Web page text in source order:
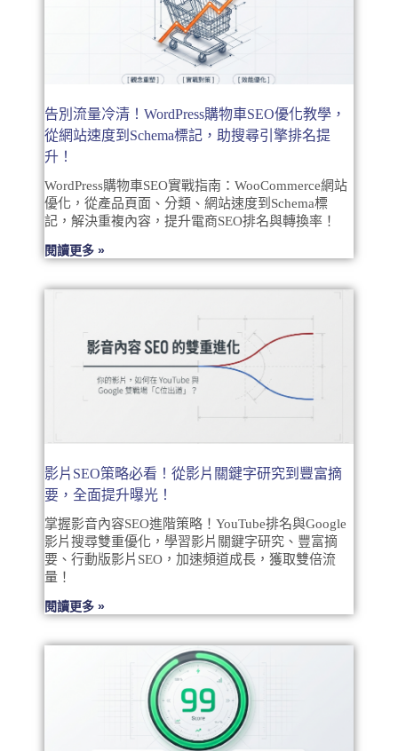
告別流量冷清！WordPress購物車SEO優化教學，
從網站速度到Schema標記，助搜尋引擎排名提
升！
WordPress購物車SEO實戰指南：WooCommerce網站
優化，從產品頁面、分類、網站速度到Schema標
記，解決重複內容，提升電商SEO排名與轉換率！
閱讀更多 »
影片SEO策略必看！從影片關鍵字研究到豐富摘
要，全面提升曝光！
掌握影音內容SEO進階策略！YouTube排名與Google
影片搜尋雙重優化，學習影片關鍵字研究、豐富摘
要、行動版影片SEO，加速頻道成長，獲取雙倍流
量！
閱讀更多 »